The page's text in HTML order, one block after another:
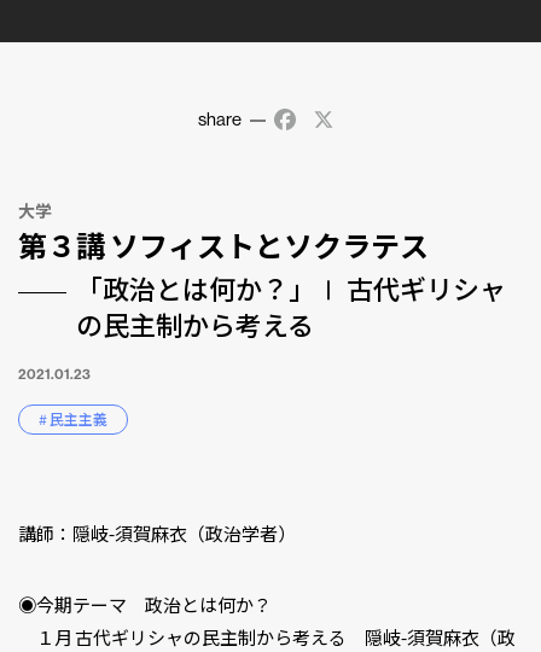
share Facebook
大学
第３講 ソフィストとソクラテス
「政治とは何か？」Ⅰ 古代ギリシャ
の民主制から考える
2021.01.23
# 民主主義
講師：隠岐-須賀麻衣（政治学者）
◉今期テーマ 政治とは何か？
１月 古代ギリシャの民主制から考える 隠岐-須賀麻衣（政